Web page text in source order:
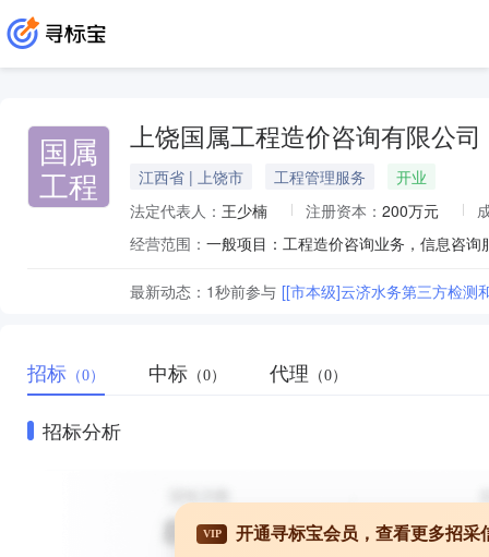
国属
工程
上饶国属工程造价咨询有限公司
江西省 | 上饶市 工程管理服务
开业
法定代表人： 王少楠 注册资本： 200万元
经营范围：
最新动态： 1秒前参与 [[市本级]云济水务第三方检测
招标 （0） 中标 （0） 代理 （0）
招标分析
VIP 开通寻标宝会员，查看更多招采